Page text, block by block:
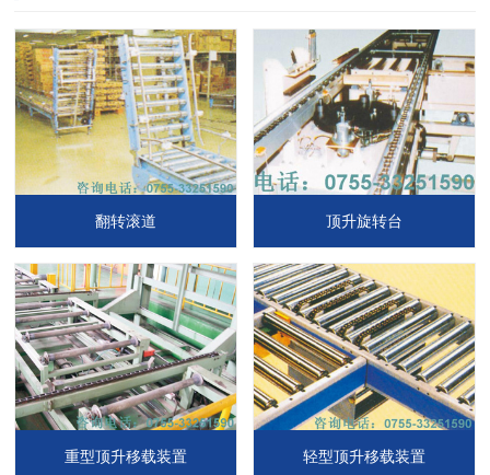
翻转滚道 顶升旋转台
重型顶升移载装置 轻型顶升移载装置